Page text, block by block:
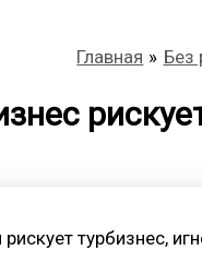
Главная Без
турбизнес,